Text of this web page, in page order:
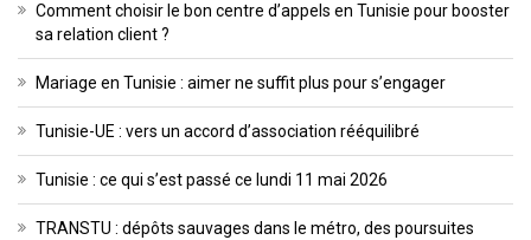
Comment choisir le bon centre d’appels en Tunisie pour booster
sa relation client ?
Mariage en Tunisie : aimer ne suffit plus pour s’engager
Tunisie-UE : vers un accord d’association rééquilibré
Tunisie : ce qui s’est passé ce lundi 11 mai 2026
TRANSTU : dépôts sauvages dans le métro, des poursuites